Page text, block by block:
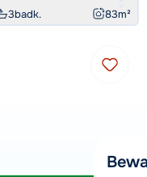
3badk. 83m²